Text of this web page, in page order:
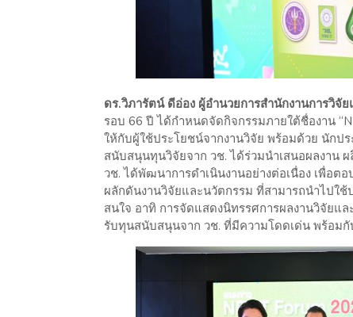
ดร.วิภารัตน์ ดีอ่อง ผู้อำนวยการสำนักงานการวิจั
รอบ 66 ปี ได้กำหนดจัดกิจกรรมภายใต้ชื่องาน
ให้กับผู้ใช้ประโยชน์จากงานวิจัย พร้อมด้วย นักป
สนับสนุนทุนวิจัยจาก วช. ได้ร่วมนำเสนอผลงาน
วช. ได้พัฒนาการดำเนินงานอย่างต่อเนื่อง เพื่อต
ผลักดันงานวิจัยและนวัตกรรม ที่สามารถนำไปใ
สนใจ อาทิ การจัดแสดงนิทรรศการผลงานวิจัยแ
รับทุนสนับสนุนจาก วช. ที่มีความโดดเด่น พร้อมกั